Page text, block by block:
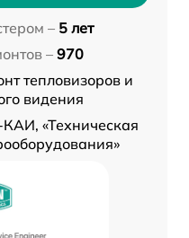
– 5 лет
– 970
тепловизоров и
видения
«Техническая